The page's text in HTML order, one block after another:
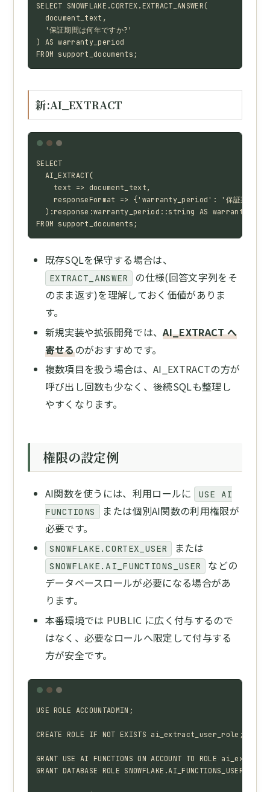
SELECT SNOWFLAKE.CORTEX.EXTRACT_ANSWER(
  document_text,
  '保証期間は何年ですか?'
) AS warranty_period
FROM support_documents;
新:AI_EXTRACT
SELECT
  AI_EXTRACT(
    text => document_text,
responseFormat => {'warranty_period': '保証期間は何
):response:warranty_period::string AS
FROM support_documents;
既存SQLを保守する場合は、
EXTRACT_ANSWER
の仕様(回答文字列をそ
のまま返す)を理解しておく価値がありま
す。
新規実装や拡張開発では、AI_EXTRACT へ
寄せるのがおすすめです。
複数項目を扱う場合は、AI_EXTRACTの方が
呼び出し回数も少なく、後続SQLも整理し
やすくなります。
権限の設定例
AI関数を使うには、利用ロールに
USE AI
FUNCTIONS
または個別AI関数の利用権限が
必要です。
SNOWFLAKE.CORTEX_USER または
SNOWFLAKE.AI_FUNCTIONS_USER
などの
データベースロールが必要になる場合があ
ります。
本番環境では PUBLIC に広く付与するので
はなく、必要なロールへ限定して付与する
方が安全です。
USE ROLE ACCOUNTADMIN;
CREATE ROLE IF NOT EXISTS ai_extract_user_role;
GRANT USE AI FUNCTIONS ON ACCOUNT TO ROLE
GRANT DATABASE ROLE SNOWFLAKE.AI_FUNCTIONS_USER